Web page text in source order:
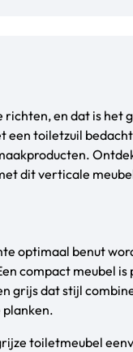
en dat is het
een toiletzuil
dit verticale
optimaal benut
compact meubel
grijs dat stijl
planken.
toiletmeubel